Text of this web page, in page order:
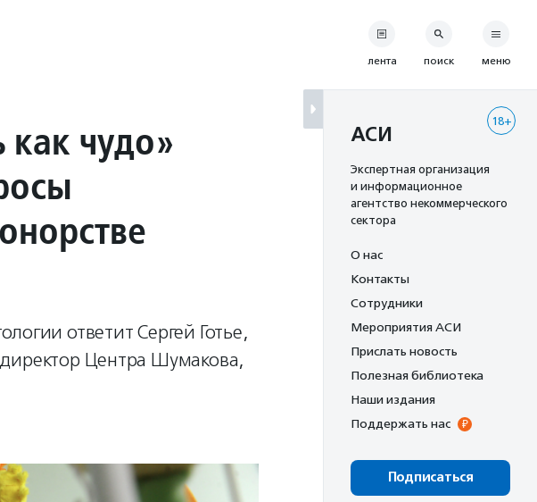
чудо»
ответит Сергей Готье,
Центра Шумакова,
лента поиск меню
18+
АСИ
Экспертная организация
и информационное
агентство некоммерческого
сектора
О нас
Контакты
Сотрудники
Мероприятия АСИ
Прислать новость
Полезная библиотека
Наши издания
Поддержать нас
Подписаться